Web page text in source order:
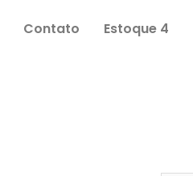
Contato Estoque 4